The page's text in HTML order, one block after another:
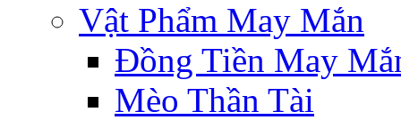
Vật Phẩm May Mắn
Đồng Tiền May
Mèo Thần Tài